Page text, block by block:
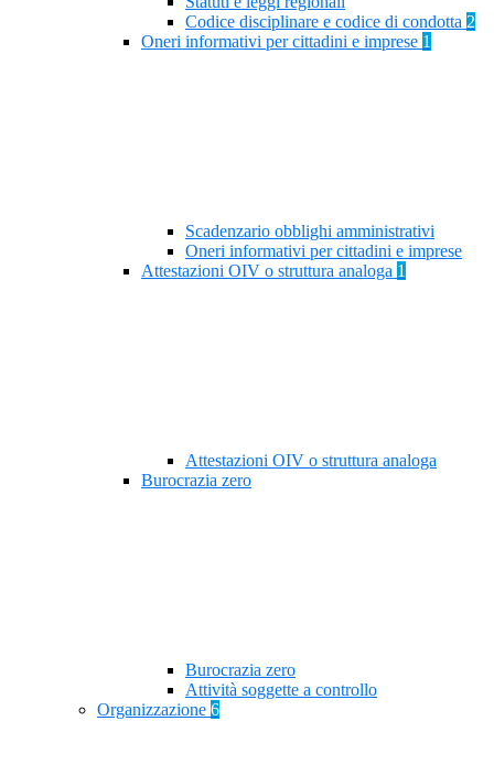
Codice disciplinare e codice di condotta 2
Oneri informativi per cittadini e imprese 1
Scadenzario obblighi amministrativi
Oneri informativi per cittadini e imprese
Attestazioni OIV o struttura analoga 1
Attestazioni OIV o struttura analoga
Burocrazia zero
Burocrazia zero
Attività soggette a controllo
Organizzazione 6